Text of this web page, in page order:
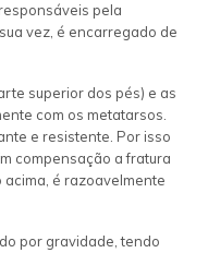
pela
vez, é encarregado de
superior dos pés) e as
com os metatarsos.
e resistente. Por isso
compensação a fratura
é razoavelmente
por gravidade, tendo